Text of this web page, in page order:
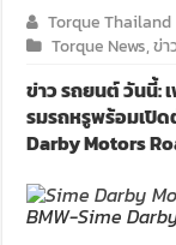
Torque Thailand
Torque News,ข่า
ข่าว รถยนต์ วันนี้:
รมรถหรูพร้อมเปิด
Darby Motors
BMW-Sime